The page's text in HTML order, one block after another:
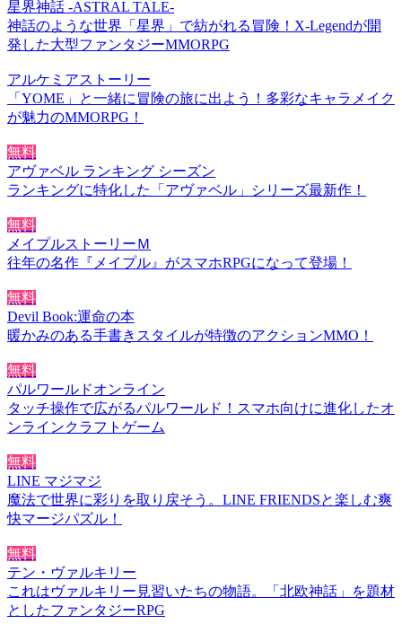
星界神話 -ASTRAL TALE-
神話のような世界「星界」で紡がれる冒険！X-Legendが開
発した大型ファンタジーMMORPG
アルケミアストーリー
「YOME」と一緒に冒険の旅に出よう！多彩なキャラメイク
が魅力のMMORPG！
無料
アヴァベル ランキング シーズン
ランキングに特化した「アヴァベル」シリーズ最新作！
無料
メイプルストーリーＭ
往年の名作『メイプル』がスマホRPGになって登場！
無料
Devil Book:運命の本
暖かみのある手書きスタイルが特徴のアクションMMO！
無料
パルワールドオンライン
タッチ操作で広がるパルワールド！スマホ向けに進化したオ
ンラインクラフトゲーム
無料
LINE マジマジ
魔法で世界に彩りを取り戻そう。LINE FRIENDSと楽しむ爽
快マージパズル！
無料
テン・ヴァルキリー
これはヴァルキリー見習いたちの物語。「北欧神話」を題材
としたファンタジーRPG